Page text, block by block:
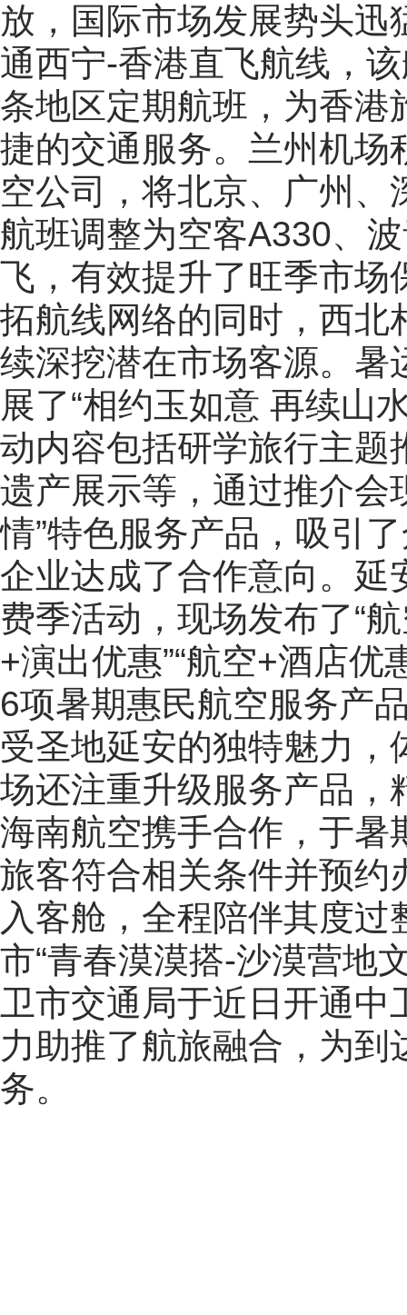
放，国际市场发展势头
通西宁-香港直飞航线，
条地区定期航班，为香港
捷的交通服务。兰州机场
空公司，将北京、广州
航班调整为空客A330、
飞，有效提升了旺季市场
拓航线网络的同时，西北
续深挖潜在市场客源。暑
展了“相约玉如意 再续山
动内容包括研学旅行主题
遗产展示等，通过推介会
情”特色服务产品，吸引
企业达成了合作意向。延
费季活动，现场发布了“
+演出优惠”“航空+酒店优
6项暑期惠民航空服务产
受圣地延安的独特魅力
场还注重升级服务产品，
海南航空携手合作，于暑
旅客符合相关条件并预约
入客舱，全程陪伴其度
市“青春漠漠搭-沙漠营地
卫市交通局于近日开通
力助推了航旅融合，为
务。